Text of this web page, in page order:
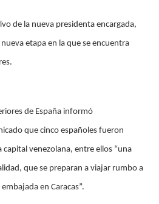
de la nueva presidenta encargada,
etapa en la que se encuentra
de España informó
que cinco españoles fueron
capital venezolana, entre ellos “una
que se preparan a viajar rumbo a
en Caracas”.